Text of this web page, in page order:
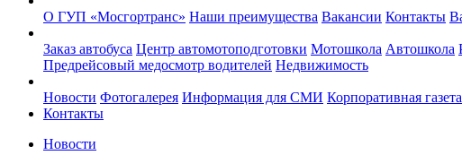
О ГУП «Мосгортранс» Наши преимущества Вакансии Контакты
Заказ автобуса Центр автомотоподготовки Мотошкола Автошкола
Предрейсовый медосмотр водителей Недвижимость
Новости Фотогалерея Информация для СМИ Корпоративная газета
Контакты
Новости